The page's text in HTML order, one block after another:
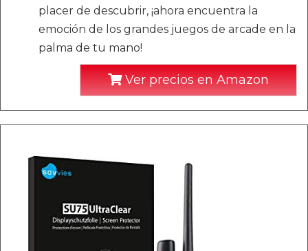
placer de descubrir, ¡ahora encuentra la
emoción de los grandes juegos de arcade en la
palma de tu mano!
Ver precios en Amazon